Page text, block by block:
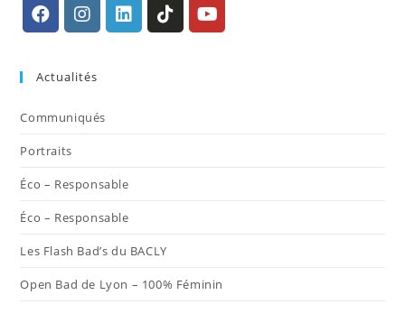
un
nouvel
nouvel
Actualités
Communiqués
Portraits
Éco – Responsable
Éco – Responsable
Les Flash Bad’s du BACLY
Open Bad de Lyon – 100% Féminin